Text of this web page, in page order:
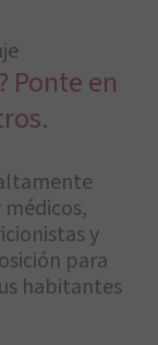
Ponte en
y
para
habitantes